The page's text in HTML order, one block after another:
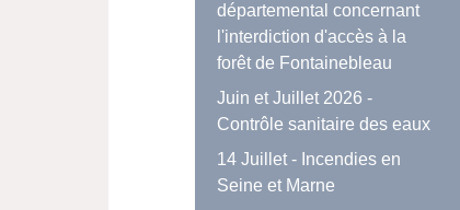
départemental concernant
l'interdiction d'accès à la
forêt de Fontainebleau
Juin et Juillet 2026 -
Contrôle sanitaire des eaux
14 Juillet - Incendies en
Seine et Marne